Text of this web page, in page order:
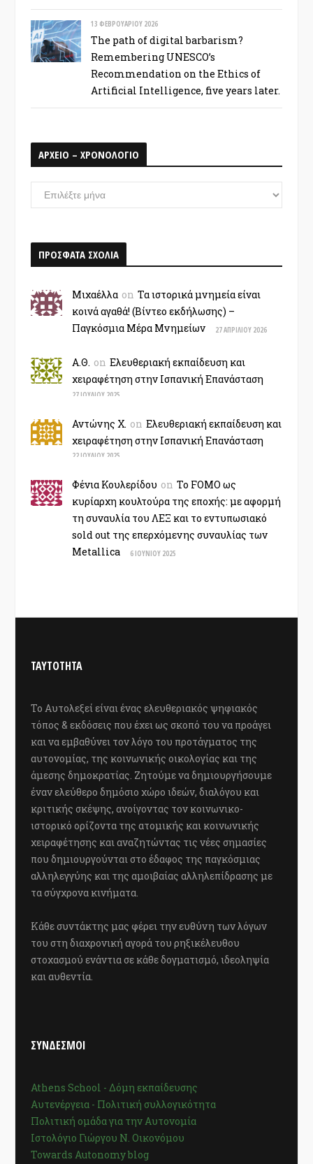
13 ΦΕΒΡΟΥΑΡΊΟΥ 2026
The path of digital barbarism?
Remembering UNESCO’s
Recommendation on the Ethics of
Artificial Intelligence, five years later.
ΑΡΧΕΙΟ – ΧΡΟΝΟΛΟΓΙΟ
ΑΡΧΕΙΟ
–
ΠΡΟΣΦΑΤΑ ΣΧΟΛΙΑ
Μιχαέλλα on Τα ιστορικά μνημεία είναι
κοινά αγαθά! (Βίντεο εκδήλωσης) –
Παγκόσμια Μέρα Μνημείων
27 ΑΠΡΙΛΊΟΥ 2026
Α.Θ. on Ελευθεριακή εκπαίδευση και
χειραφέτηση στην Ισπανική Επανάσταση
27 ΙΟΥΛΊΟΥ 2025
Αντώνης Χ. on Ελευθεριακή εκπαίδευση και
χειραφέτηση στην Ισπανική Επανάσταση
22 ΙΟΥΛΊΟΥ 2025
Φένια Κουλερίδου on Το FOMO ως
κυρίαρχη κουλτούρα της εποχής: με αφορμή
τη συναυλία του ΛΕΞ και το εντυπωσιακό
sold out της επερχόμενης συναυλίας των
Metallica
6 ΙΟΥΝΊΟΥ 2025
ΤΑΥΤΟΤΗΤΑ
Το Αυτολεξεί είναι ένας ελευθεριακός ψηφιακός
τόπος & εκδόσεις που έχει ως σκοπό του να προάγει
και να εμβαθύνει τον λόγο του προτάγματος της
αυτονομίας, της κοινωνικής οικολογίας και της
άμεσης δημοκρατίας. Ζητούμε να δημιουργήσουμε
έναν ελεύθερο δημόσιο χώρο ιδεών, διαλόγου και
κριτικής σκέψης, ανοίγοντας τον κοινωνικο-
ιστορικό ορίζοντα της ατομικής και κοινωνικής
χειραφέτησης και αναζητώντας τις νέες σημασίες
που δημιουργούνται στο έδαφος της παγκόσμιας
αλληλεγγύης και της αμοιβαίας αλληλεπίδρασης με
τα σύγχρονα κινήματα.
Κάθε συντάκτης μας φέρει την ευθύνη των λόγων
του στη διαχρονική αγορά του ρηξικέλευθου
στοχασμού ενάντια σε κάθε δογματισμό, ιδεοληψία
και αυθεντία.
ΣΥΝΔΕΣΜΟΙ
Athens School - Δόμη εκπαίδευσης
Αυτενέργεια - Πολιτική συλλογικότητα
Πολιτική ομάδα για την Αυτονομία
Ιστολόγιο Γιώργου Ν. Οικονόμου
Towards Autonomy blog